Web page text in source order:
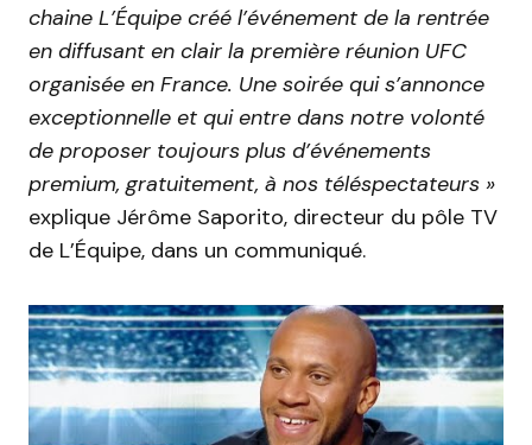
chaine L’Équipe créé l’événement de la rentrée
en diffusant en clair la première réunion UFC
organisée en France. Une soirée qui s’annonce
exceptionnelle et qui entre dans notre volonté
de proposer toujours plus d’événements
premium, gratuitement, à nos téléspectateurs »
explique Jérôme Saporito, directeur du pôle TV
de L’Équipe, dans un communiqué.